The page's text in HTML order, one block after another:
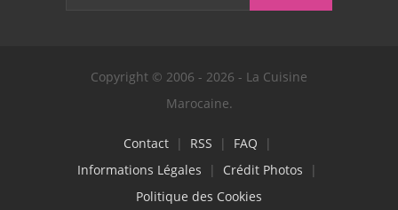
Copyright © 2006 - 2026 - La Cuisine
Marocaine.
Contact| RSS | FAQ |
Informations Légales | Crédit Photos |
Politique des Cookies